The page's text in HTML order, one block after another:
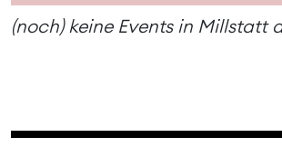
(noch) keine Events in Millstatt